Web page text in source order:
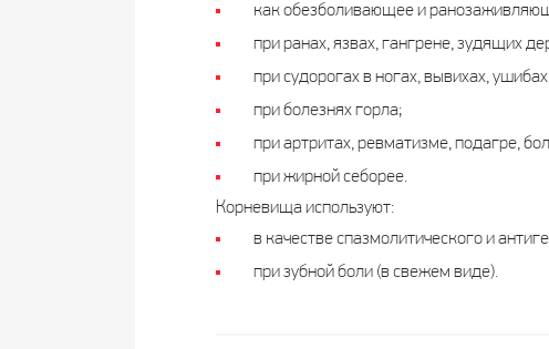
как обезболивающее и
при ранах, язвах, гангрене, зудящих
при судорогах в ногах, вывихах,
при болезнях горла;
при артритах, ревматизме, подагре,
при жирной себорее.
Корневища используют:
в качестве спазмолитического и
при зубной боли (в свежем виде).